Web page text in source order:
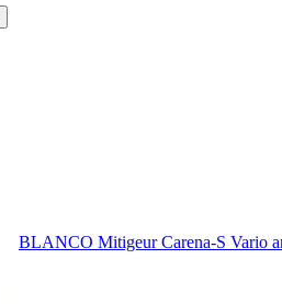
BLANCO Mitigeur Carena-S Vario